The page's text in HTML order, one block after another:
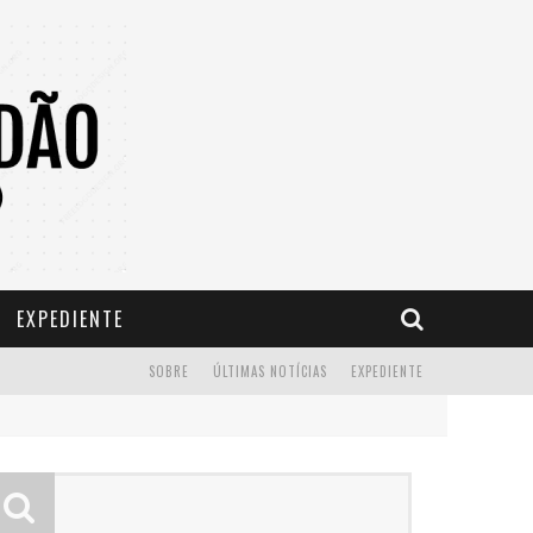
EXPEDIENTE
EXPEDIENTE
ÚLTIMAS NOTÍCIAS
SOBRE